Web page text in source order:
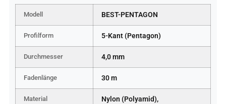
Modell BEST-PENTAGON
Profilform 5-Kant (Pentagon)
Durchmesser 4,0 mm
Fadenlänge 30 m
Material
Nylon (Polyamid),